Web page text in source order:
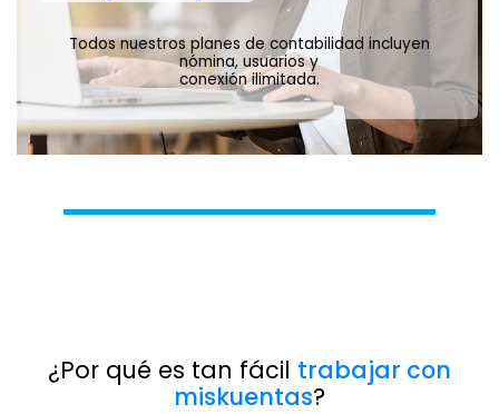
Todos nuestros planes de contabilidad incluyen
nómina, usuarios y
conexión ilimitada.
¿Por qué es tan fácil trabajar con
miskuentas?